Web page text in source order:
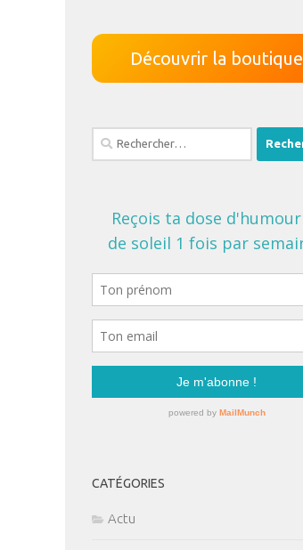
Découvrir la boutique
Rechercher :
CATÉGORIES
Actu